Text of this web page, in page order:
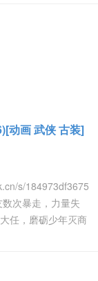
动画 武侠 古装]
s/184973df3675
次暴走，力量失
任，磨砺少年灭商